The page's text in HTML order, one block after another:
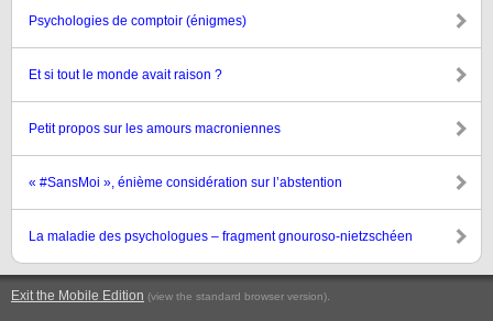
Psychologies de comptoir (énigmes)
Et si tout le monde avait raison ?
Petit propos sur les amours macroniennes
« #SansMoi », énième considération sur l’abstention
La maladie des psychologues – fragment gnouroso-nietzschéen
Exit the Mobile Edition (view the standard browser version).